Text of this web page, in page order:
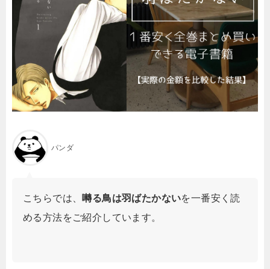
パンダ
こちらでは、 囀る鳥は羽ばたかないを一番安く読
める方法をご紹介しています。